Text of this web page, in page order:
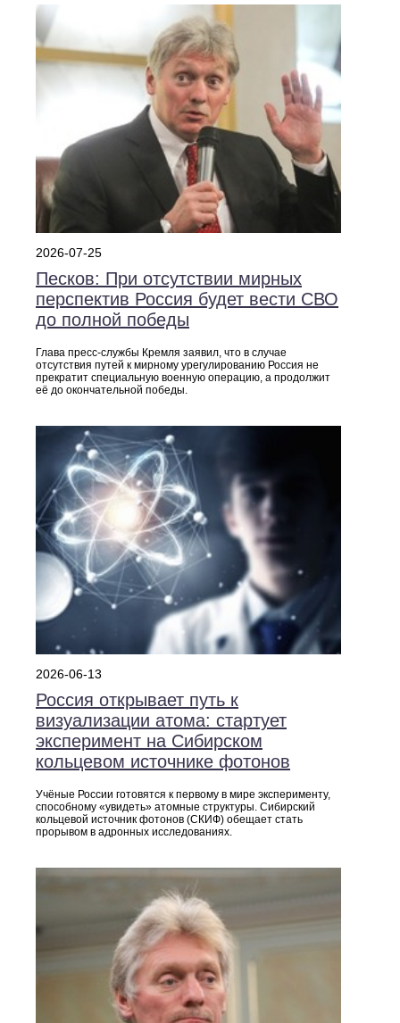
2026-07-25
Песков: При отсутствии мирных
перспектив Россия будет вести СВО
до полной победы
Глава пресс-службы Кремля заявил, что в случае
отсутствия путей к мирному урегулированию Россия не
прекратит специальную военную операцию, а продолжит
её до окончательной победы.
2026-06-13
Россия открывает путь к
визуализации атома: стартует
эксперимент на Сибирском
кольцевом источнике фотонов
Учёные России готовятся к первому в мире эксперименту,
способному «увидеть» атомные структуры. Сибирский
кольцевой источник фотонов (СКИФ) обещает стать
прорывом в адронных исследованиях.